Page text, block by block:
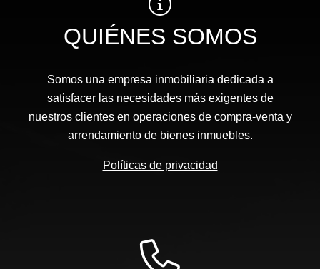
QUIÉNES SOMOS
Somos una empresa inmobiliaria dedicada a
satisfacer las necesidades más exigentes de
nuestros clientes en operaciones de compra-venta y
arrendamiento de bienes inmuebles.
Políticas de privacidad